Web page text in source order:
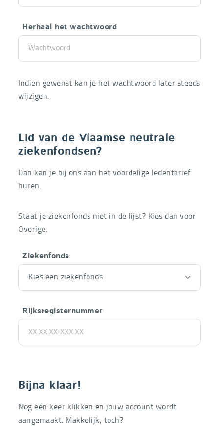
Herhaal het wachtwoord
Indien gewenst kan je het wachtwoord later steeds
wijzigen.
Lid van de Vlaamse neutrale
ziekenfondsen?
Dan kan je bij ons aan het voordelige ledentarief
huren.
Staat je ziekenfonds niet in de lijst? Kies dan voor
Overige.
Ziekenfonds
Kies een ziekenfonds
Rijksregisternummer
Bijna klaar!
Nog één keer klikken en jouw account wordt
aangemaakt. Makkelijk, toch?